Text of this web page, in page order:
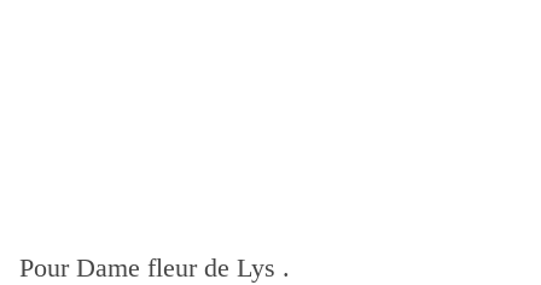
Pour Dame fleur de Lys .